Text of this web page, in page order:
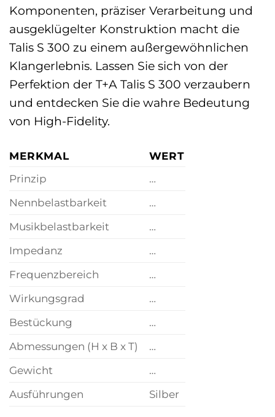
Komponenten, präziser Verarbeitung und
ausgeklügelter Konstruktion macht die
Talis S 300 zu einem außergewöhnlichen
Klangerlebnis. Lassen Sie sich von der
Perfektion der T+A Talis S 300 verzaubern
und entdecken Sie die wahre Bedeutung
von High-Fidelity.
MERKMAL
WERT
Prinzip
…
Nennbelastbarkeit
…
Musikbelastbarkeit
…
Impedanz
…
Frequenzbereich
…
Wirkungsgrad
…
Bestückung
…
Abmessungen (H x B x T)
…
Gewicht
…
Ausführungen
Silber